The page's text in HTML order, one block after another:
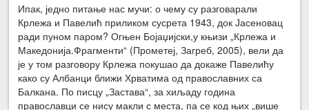
Ипак, једно питање нас мучи: о чему су разговарали
Крлежа и Павелић приликом сусрета 1943, док Јасеновац
ради пуном паром? Огњен Бојаџијски,у књизи „Крлежа и
Македонија.Фрагменти“ (Прометеј, Загреб, 2005), вели да
је у том разговору Крлежа покушао да докаже Павелићу
како су Албанци ближи Хрватима од православних са
Балкана. По писцу „Застава“, за хиљаду година
православци се нису макли с места, па се код њих „више